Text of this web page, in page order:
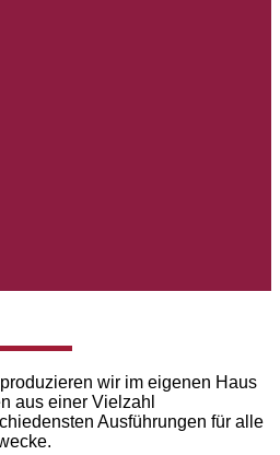
wir im eigenen Haus
aus einer Vielzahl
Ausführungen für alle